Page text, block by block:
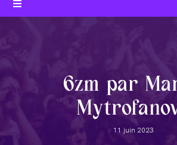
6zm par
Post
11 juin 2023